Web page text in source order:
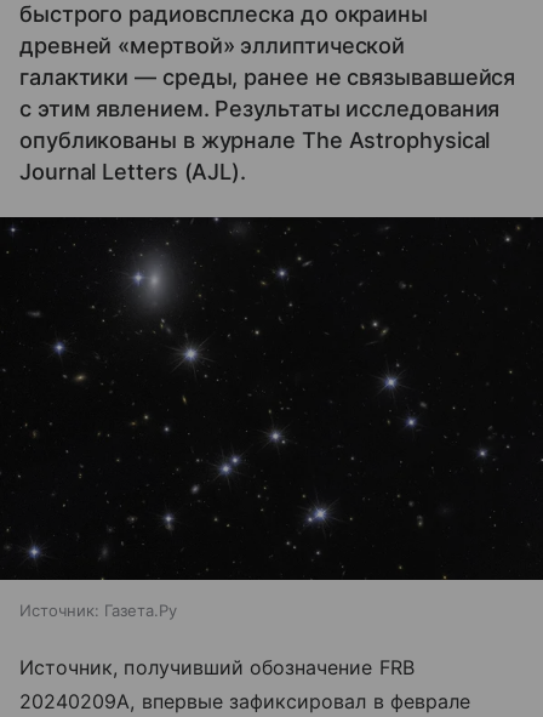
быстрого радиовсплеска до окраины
древней «мертвой» эллиптической
галактики — среды, ранее не связывавшейся
с этим явлением. Результаты исследования
опубликованы в журнале The Astrophysical
Journal Letters (AJL).
Источник: Газета.Ру
Источник, получивший обозначение FRB
20240209A, впервые зафиксировал в феврале